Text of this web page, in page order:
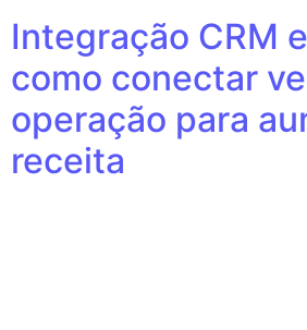
Integração CRM
como conectar
operação para
receita